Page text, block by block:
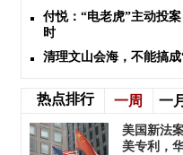
付悦：“电老虎”主动投
时
清理文山会海，不能搞
热点排行 一周 一月
美国新法
美专利，